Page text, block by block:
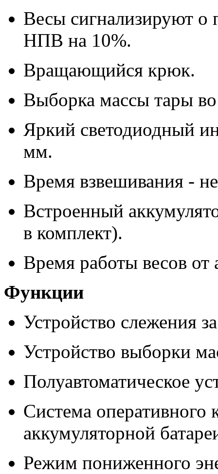
Весы сигнализируют о
НПВ на 10%.
Вращающийся крюк.
Выборка массы тары
Яркий светодиодный
мм.
Время взвешивания -
Встроенный
в комплект).
Время работы весов от
Функции
Устройство слежения
Устройство выборки
Полуавтоматическое
Система оперативного
аккумуляторной
Режим пониженного